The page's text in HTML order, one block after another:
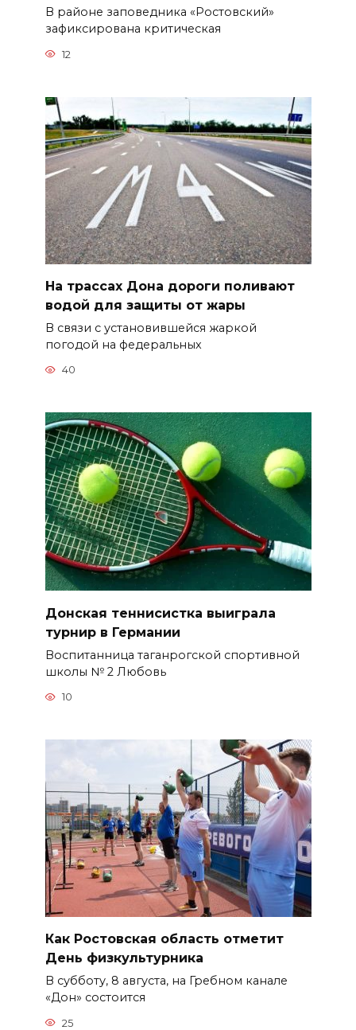
В районе заповедника «Ростовский»
зафиксирована критическая
12
На трассах Дона дороги поливают
водой для защиты от жары
В связи с установившейся жаркой
погодой на федеральных
40
Донская теннисистка выиграла
турнир в Германии
Воспитанница таганрогской спортивной
школы № 2 Любовь
10
Как Ростовская область отметит
День физкультурника
В субботу, 8 августа, на Гребном канале
«Дон» состоится
25